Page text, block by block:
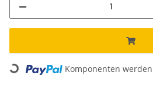
Loading... Komponenten